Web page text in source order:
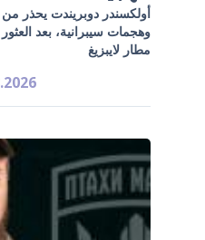
أولكسندر دوبريندت يحذر
وهجمات سيبرانية، بعد
مطار لايبزيغ